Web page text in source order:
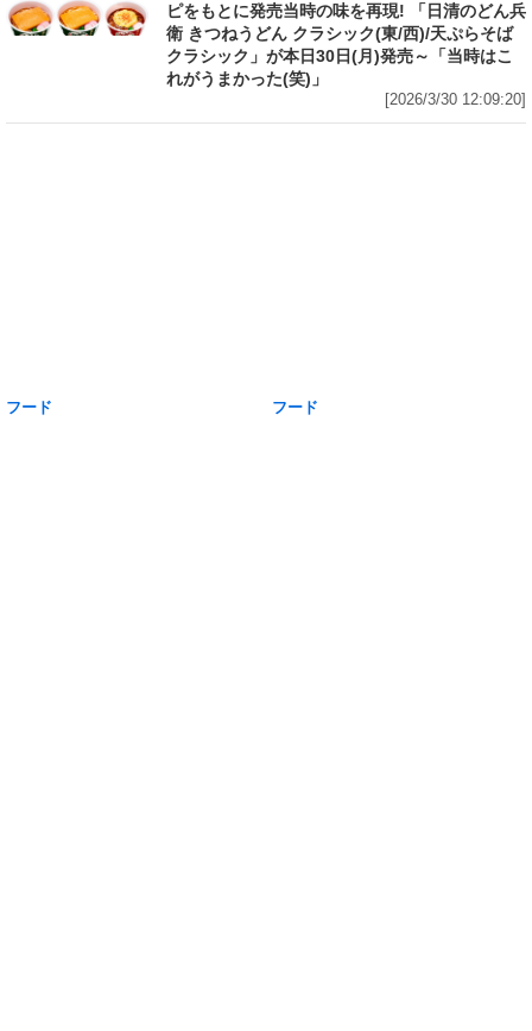
ピをもとに発売当時の味を再現! 「日清のどん兵
衛 きつねうどん クラシック(東/西)/天ぷらそば
クラシック」が本日30日(月)発売～「当時はこ
れがうまかった(笑)」
[2026/3/30 12:09:20]
い旨だし筍、涼し気な青ねぎのト
30日(月)から数量限定発売～あお